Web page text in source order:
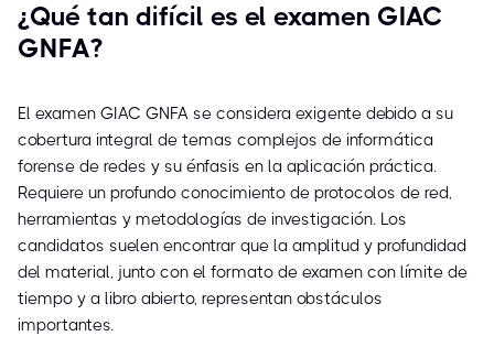
¿Qué tan difícil es el examen GIAC
GNFA?
El examen GIAC GNFA se considera exigente debido a su
cobertura integral de temas complejos de informática
forense de redes y su énfasis en la aplicación práctica.
Requiere un profundo conocimiento de protocolos de red,
herramientas y metodologías de investigación. Los
candidatos suelen encontrar que la amplitud y profundidad
del material, junto con el formato de examen con límite de
tiempo y a libro abierto, representan obstáculos
importantes.